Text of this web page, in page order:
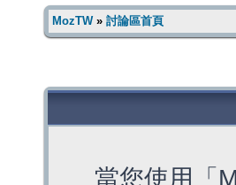
MozTW» 討論區首頁
當您使用「